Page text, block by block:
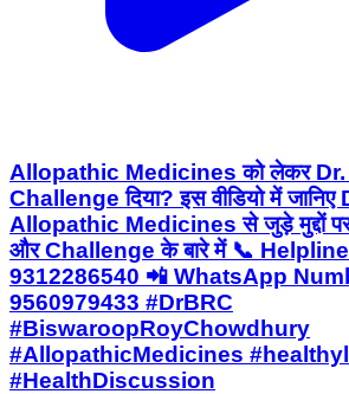
Allopathic Medicines को लेकर Dr.
Challenge दिया? इस वीडियो में जानिए
Allopathic Medicines से जुड़े मुद्दों
और Challenge के बारे में 📞
9312286540 📲 WhatsApp
9560979433 #DrBRC
#BiswaroopRoyChowdhury
#AllopathicMedicines
#HealthDiscussion